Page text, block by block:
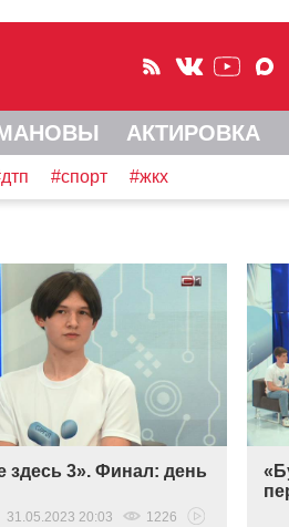
АКТИРОВКА
#спорт #жкх
здесь 3». Финал: день
31.05.2023 20:03 1226